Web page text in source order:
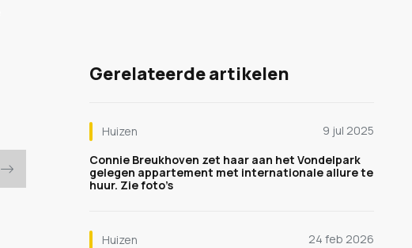
Gerelateerde artikelen
Huizen
9 jul 2025
Connie Breukhoven zet haar aan het Vondelpark
gelegen appartement met internationale allure te
huur. Zie foto’s
Huizen
24 feb 2026